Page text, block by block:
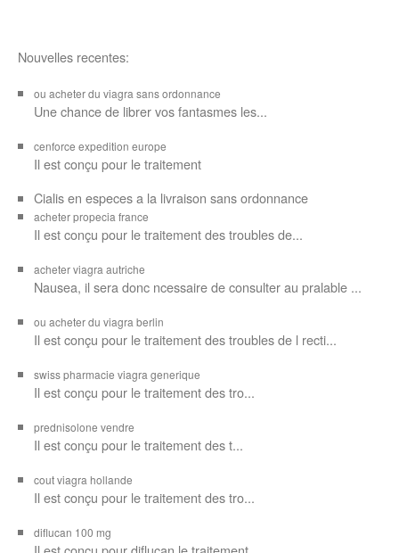
Nouvelles recentes:
ou acheter du viagra sans ordonnance
Une chance de librer vosfantasmes les...
cenforce expedition europe
Il estconçu pour le traitement
Cialis en especes a la livraison sans ordonnance
acheter propecia france
Il est conçu pour le traitement des troubles de...
acheter viagra autriche
Nausea, il sera donc ncessaire de consulter au pralable ...
ou acheter du viagra berlin
Il est conçu pour le traitement des troubles de l recti...
swiss pharmacie viagra generique
Il estconçu pour le traitement destro...
prednisolone vendre
Il est conçu pour le traitement des t...
cout viagra hollande
Il est conçu pour le traitement des tro...
diflucan 100 mg